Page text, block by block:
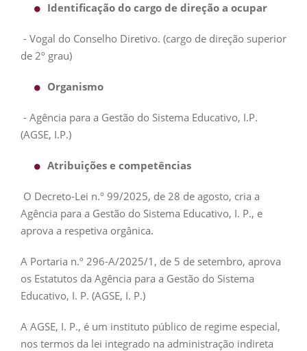
Identificação do cargo de direção a ocupar
- Vogal do Conselho Diretivo. (cargo de direção superior
de 2º grau)
Organismo
- Agência para a Gestão do Sistema Educativo, I.P.
(AGSE, I.P.)
Atribuições e competências
O Decreto-Lei n.º 99/2025, de 28 de agosto, cria a
Agência para a Gestão do Sistema Educativo, I. P., e
aprova a respetiva orgânica.
A Portaria n.º 296-A/2025/1, de 5 de setembro, aprova
os Estatutos da Agência para a Gestão do Sistema
Educativo, I. P. (AGSE, I. P.)
A AGSE, I. P., é um instituto público de regime especial,
nos termos da lei integrado na administração indireta